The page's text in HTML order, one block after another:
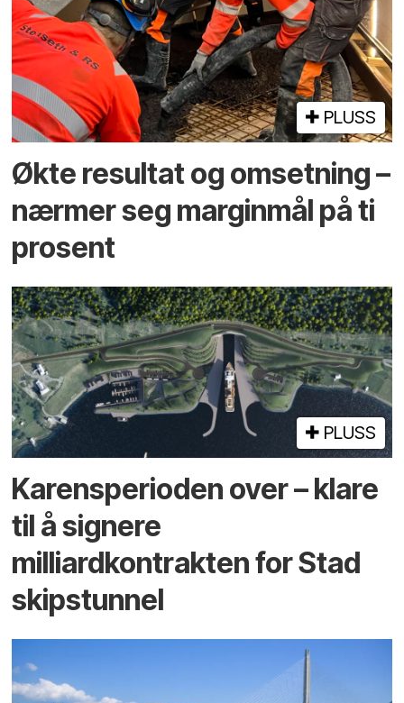
PLUSS
Økte resultat og omsetning –
nærmer seg marginmål på ti
prosent
PLUSS
Karensperioden over – klare
til å signere
milliardkontrakten for Stad
skipstunnel